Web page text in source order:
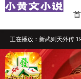
正在播放：新武则天外传
播放卡顿时，请做适当缓
如果觉得不错，请点击下